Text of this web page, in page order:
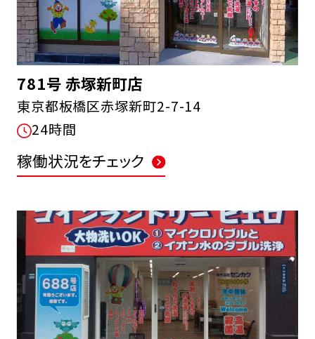
781号 赤塚新町店
東京都板橋区赤塚新町2-7-14
24時間
稼働状況をチェック